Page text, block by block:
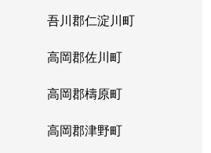
吾川郡仁淀川町
高岡郡佐川町
高岡郡檮原町
高岡郡津野町